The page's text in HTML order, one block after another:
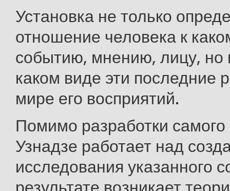
Установка не только
отношение человека к
событию, мнению, лицу, но
каком виде эти последние
мире его восприятий.
Помимо разработки самого
Узнадзе работает над
исследования указанного